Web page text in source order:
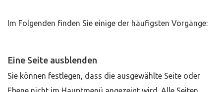
Im Folgenden finden Sie einige der häufigsten Vorgänge:
Eine Seite ausblenden
Sie können festlegen, dass die ausgewählte Seite oder